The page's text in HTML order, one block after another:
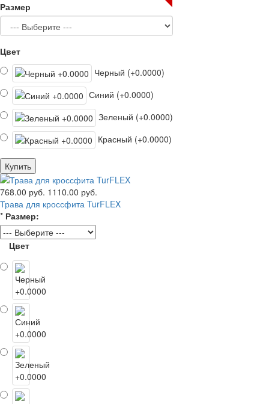
Размер
Цвет
Черный (+0.0000)
Синий (+0.0000)
Зеленый (+0.0000)
Красный (+0.0000)
Купить
768.00 руб. 1110.00 руб.
Трава для кроссфита TurFLEX
* Размер:
Цвет